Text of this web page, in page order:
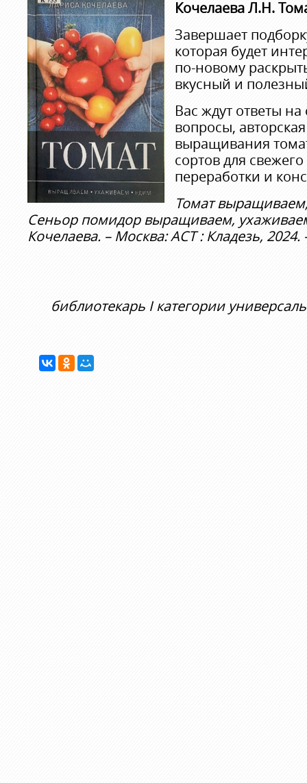
КочелаеваЛ.Н.
Завершает
которая будет
по-новому
вкусный и
Вас ждут ответы
вопросы,
выращивания
сортов для
переработки и
Томат
Сеньор помидор выращиваем,
Кочелаева. – Москва: АСТ : Кладезь, 2024.
библиотекарь I категории